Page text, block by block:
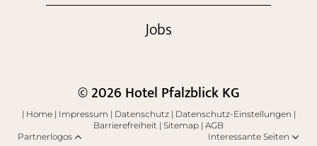
Jobs
© 2026 Hotel Pfalzblick KG
| Home | Impressum | Datenschutz | Datenschutz-Einstellungen |
Barrierefreiheit | Sitemap | AGB
Partnerlogos
Interessante Seiten